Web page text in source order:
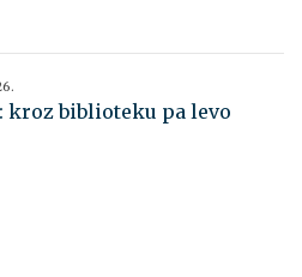
kroz biblioteku pa levo